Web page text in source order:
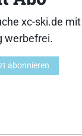
xc-ski.de
werbefrei.
abonnieren